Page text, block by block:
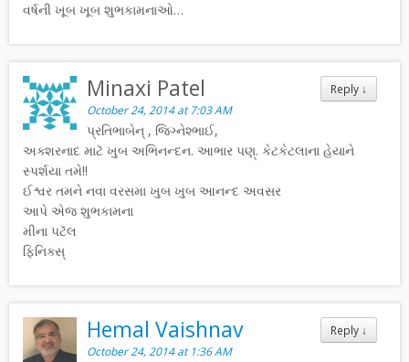
વર્ષની ખૂબ ખૂબ શુભકામનાઓ…
Reply ↓
Minaxi Patel
October 24, 2014 at 7:03 AM
પ્રતિભાબેન્ , જિગ્નેશ્ભાઈ,
અક્શરનાદ માટૅ ખુબ અભિનન્દન. આભાર પણ્. કેટકેટલાના હેયાને
સ્પર્શયા તમે!!
ઈશ્વર તમને નવા વરસમા ખુબ ખુબ આનન્દ અવસર
આપે એજ શુભકામના
મીના પટૅલ
ફિનિક્સ્
Reply ↓
Hemal Vaishnav
October 24, 2014 at 1:36 AM